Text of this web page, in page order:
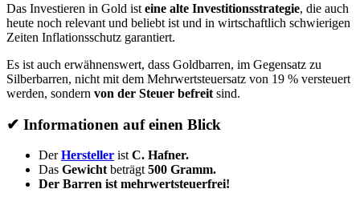
Das Investieren in Gold ist eine alte Investitionsstrategie, die auch
heute noch relevant und beliebt ist und in wirtschaftlich schwierigen
Zeiten Inflationsschutz garantiert.
Es ist auch erwähnenswert, dass Goldbarren, im Gegensatz zu
Silberbarren, nicht mit dem Mehrwertsteuersatz von 19 % versteuert
werden, sondern von der Steuer befreit sind.
✔ Informationen auf einen Blick
Der Hersteller ist C. Hafner.
Das Gewicht beträgt 500 Gramm.
Der Barren ist mehrwertsteuerfrei!